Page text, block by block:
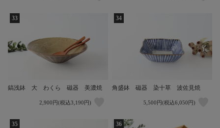
33
鎬浅鉢 大 わくら 磁器 美濃焼
2,900円(税込3,190円)
34
角盛鉢 磁器 染十草 波佐見焼
5,500円(税込6,050円)
35 36